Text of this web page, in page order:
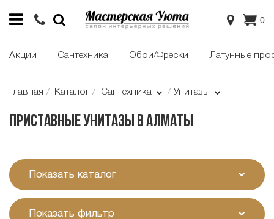
0
Акции Сантехника Обои/Фрески Латунные
Главная Каталог Сантехника Унитазы
Приставные унитазы в Алматы
Показать каталог
Показать фильтр